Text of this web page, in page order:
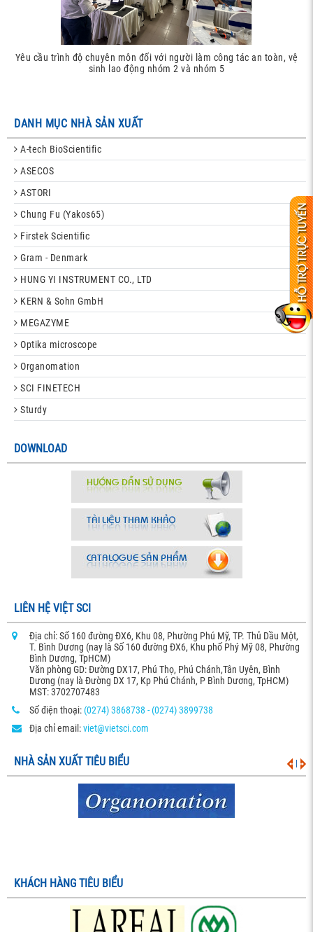
Yêu cầu trình độ chuyên môn đối với người làm công tác an toàn, vệ
sinh lao động nhóm 2 và nhóm 5
DANH MỤC NHÀ SẢN XUẤT
A-tech BioScientific
ASECOS
ASTORI
Chung Fu (Yakos65)
Firstek Scientific
Gram - Denmark
HUNG YI INSTRUMENT CO., LTD
KERN & Sohn GmbH
MEGAZYME
Optika microscope
Organomation
SCI FINETECH
Sturdy
DOWNLOAD
LIÊN HỆ VIỆT SCI
Địa chỉ: Số 160 đường ĐX6, Khu 08, Phường Phú Mỹ, TP. Thủ Dầu Một,
T. Bình Dương (nay là Số 160 đường ĐX6, Khu phố Phý Mỹ 08, Phường
Bình Dương, TpHCM)
Văn phòng GD: Đường DX17, Phú Thọ, Phú Chánh,Tân Uyên, Bình
Dương (nay là Đường DX 17, Kp Phú Chánh, P Bình Dương, TpHCM)
MST: 3702707483
Số điện thoại: (0274) 3868738 - (0274) 3899738
Địa chỉ email:viet@vietsci.com
NHÀ SẢN XUẤT TIÊU BIỂU
KHÁCH HÀNG TIÊU BIỂU